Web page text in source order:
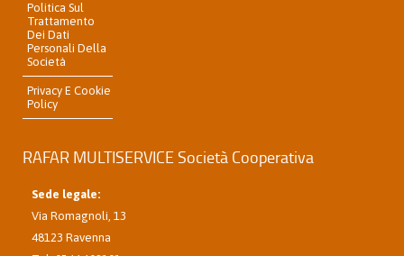
Politica Sul
Trattamento
Dei Dati
Personali Della
Società
Privacy E Cookie
Policy
RAFAR MULTISERVICE Società Cooperativa
Sede legale:
Via Romagnoli, 13
48123 Ravenna